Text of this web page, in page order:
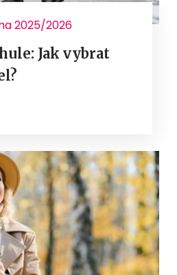
2025/2026
Jak vybrat